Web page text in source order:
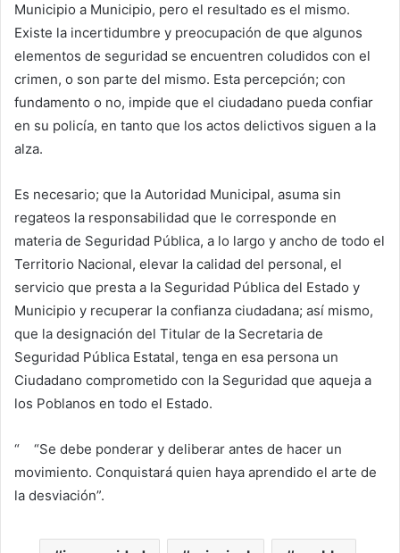
Municipio a Municipio, pero el resultado es el mismo.
Existe la incertidumbre y preocupación de que algunos
elementos de seguridad se encuentren coludidos con el
crimen, o son parte del mismo. Esta percepción; con
fundamento o no, impide que el ciudadano pueda confiar
en su policía, en tanto que los actos delictivos siguen a la
alza.
Es necesario; que la Autoridad Municipal, asuma sin
regateos la responsabilidad que le corresponde en
materia de Seguridad Pública, a lo largo y ancho de todo el
Territorio Nacional, elevar la calidad del personal, el
servicio que presta a la Seguridad Pública del Estado y
Municipio y recuperar la confianza ciudadana; así mismo,
que la designación del Titular de la Secretaria de
Seguridad Pública Estatal, tenga en esa persona un
Ciudadano comprometido con la Seguridad que aqueja a
los Poblanos en todo el Estado.
“ “Se debe ponderar y deliberar antes de hacer un
movimiento. Conquistará quien haya aprendido el arte de
la desviación”.